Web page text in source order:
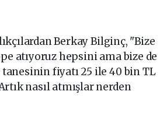
Berkay Bilginç, "Bize
atıyoruz hepsini ama bize de
fiyatı 25 ile 40 bin TL
nasıl atmışlar nerden